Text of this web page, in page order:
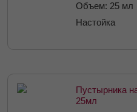
Объем: 25 мл
Настойка
Пустырника
25мл